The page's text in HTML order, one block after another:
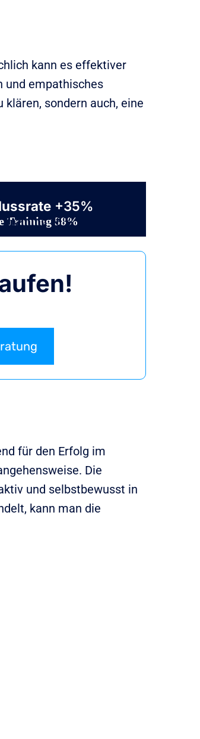
kann es effektiver
und empathisches
sondern auch, eine
+35%
Training 58%
78%
für den Erfolg im
Die
und selbstbewusst in
kann man die